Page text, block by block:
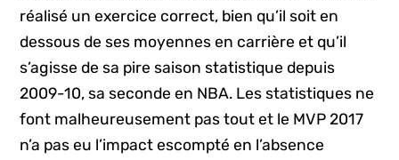
réalisé un exercice correct, bien qu’il soit en
dessous de ses moyennes en carrière et qu’il
s’agisse de sa pire saison statistique depuis
2009-10, sa seconde en NBA. Les statistiques ne
font malheureusement pas tout et le MVP 2017
n’a pas eu l’impact escompté en l’absence